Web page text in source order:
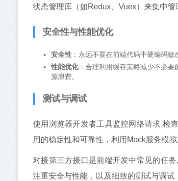
状态管理库（如Redux、Vuex）来集中
安全性与性能优化
安全性：永远不要在前端代码中硬编码敏
性能优化：合理利用缓存策略减少不必
源浪费。
测试与调试
使用浏览器开发者工具监控网络请求,检
用的稳定性和可靠性，利用Mock服务模
对接第三方接口是前端开发中常见的任
注重安全与性能，以及细致的测试与调